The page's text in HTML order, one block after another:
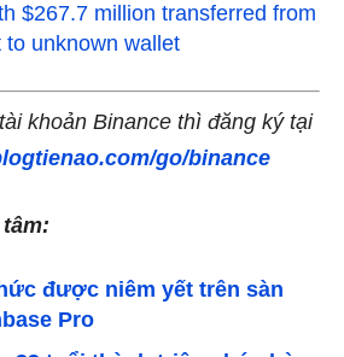
$267.7 million transferred from
to unknown wallet
khoản Binance thì đăng ký tại
go/binance
được niêm yết trên sàn
Pro